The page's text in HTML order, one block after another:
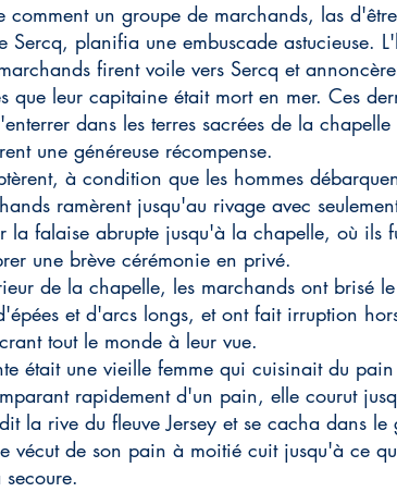
comment un groupe de marchands, las
Sercq, planifia une embuscade astucieuse.
firent voile vers Sercq et
que leur capitaine était mort en mer. Ces
dans les terres sacrées de la chapelle
une généreuse récompense.
à condition que les hommes
ramèrent jusqu'au rivage avec
la falaise abrupte jusqu'à la chapelle, où ils
une brève cérémonie en privé.
de la chapelle, les marchands ont brisé
et d'arcs longs, et ont fait irruption
tout le monde à leur vue.
était une vieille femme qui cuisinait du
rapidement d'un pain, elle courut
la rive du fleuve Jersey et se cacha dans le
vécut de son pain à moitié cuit jusqu'à ce